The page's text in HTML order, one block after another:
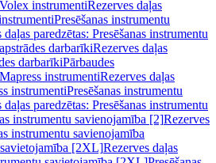
instrumentiRezerves daļas
Presēšanas instrumentu
daļas paredzētas: Presēšanas instrumentu
darbarīkiRezerves daļas
darbarīkiPārbaudes
instrumentiRezerves daļas
instrumentiPresēšanas instrumentu
daļas paredzētas: Presēšanas instrumentu
instrumentu savienojamība [2]Rezerves
instrumentu savienojamība
savietojamība [2XL]Rezerves daļas